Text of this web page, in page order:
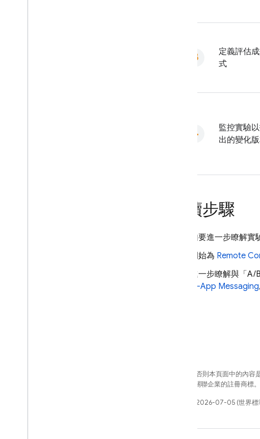
定義評估
式
監控實驗
出的變化
後續步驟
如要進一步瞭解
開始為 Remote
進一步瞭解與「 A/
In-App Messaging,
除非另有註明，否則本頁面中的內容
Oracle 和/或其關聯企業的註冊商標。
上次更新時間：2026-07-05 (世界標